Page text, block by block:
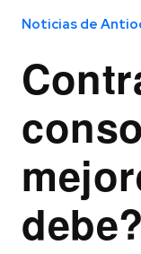
Noticias de
debe?